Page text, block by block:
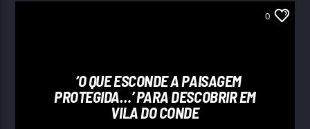
0
‘O QUE ESCONDE A PAISAGEM
PROTEGIDA…’ PARA DESCOBRIR EM
VILA DO CONDE